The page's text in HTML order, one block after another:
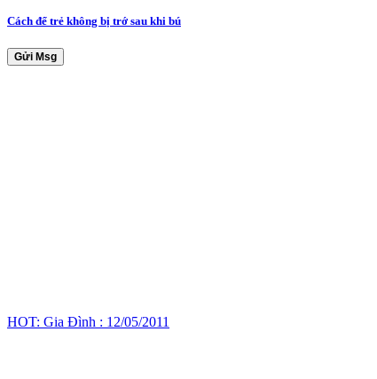
Cách để trẻ không bị trớ sau khi bú
Gửi Msg
HOT: Gia Đình : 12/05/2011